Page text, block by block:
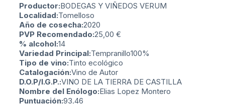
Productor:BODEGAS Y VIÑEDOS VERUM
Localidad:Tomelloso
Año de cosecha:2020
PVP Recomendado:25,00 €
% alcohol:14
Variedad Principal:Tempranillo100%
Tipo de vino:Tinto ecológico
Catalogación:Vino de Autor
D.O.P/I.G.P.:VINO DE LA TIERRA DE CASTILLA
Nombre del Enólogo:Elias Lopez Montero
Puntuación:93.46